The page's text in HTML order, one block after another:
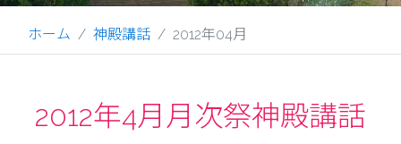
ホーム 神殿講話 2012年04月
2012年4月月次祭神殿講話